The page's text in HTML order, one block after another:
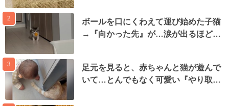
2
ボールを口にくわえて運び始めた子猫
→『向かった先』が…涙が出るほど…
3
足元を見ると、赤ちゃんと猫が遊んで
いて…とんでもなく可愛い『やり取…